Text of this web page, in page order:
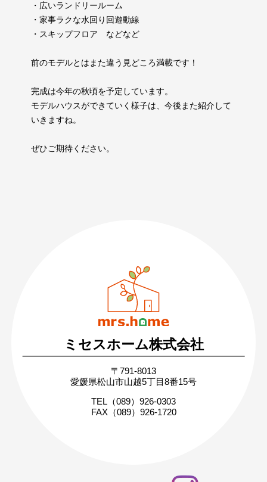
・広いランドリールーム
・家事ラクな水回り回遊動線
・スキップフロア などなど
前のモデルとはまた違う見どころ満載です！
完成は今年の秋頃を予定しています。
モデルハウスができていく様子は、今後また紹介して
いきますね。
ぜひご期待ください。
営業時間：月〜土 8:30 〜 17:30
日・祝 9:30 〜 17:30
無料相談・お問い合わせ
まずはお気軽にご相談ください
家づくりの疑問や不安にお答えします
ミセスホーム株式会社
〒791-8013
愛媛県松山市山越5丁目8番15号
TEL（089）926-0303
FAX（089）926-1720